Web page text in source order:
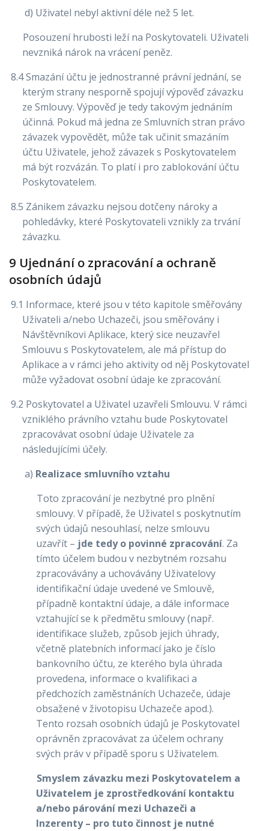
d) Uživatel nebyl aktivní déle než 5 let.
Posouzení hrubosti leží na Poskytovateli. Uživateli
nevzniká nárok na vrácení peněz.
8.4 Smazání účtu je jednostranné právní jednání, se
kterým strany nesporně spojují výpověď závazku
ze Smlouvy. Výpověď je tedy takovým jednáním
účinná. Pokud má jedna ze Smluvních stran právo
závazek vypovědět, může tak učinit smazáním
účtu Uživatele, jehož závazek s Poskytovatelem
má být rozvázán. To platí i pro zablokování účtu
Poskytovatelem.
8.5 Zánikem závazku nejsou dotčeny nároky a
pohledávky, které Poskytovateli vznikly za trvání
závazku.
9 Ujednání o zpracování a ochraně
osobních údajů
9.1 Informace, které jsou v této kapitole směřovány
Uživateli a/nebo Uchazeči, jsou směřovány i
Návštěvníkovi Aplikace, který sice neuzavřel
Smlouvu s Poskytovatelem, ale má přístup do
Aplikace a v rámci jeho aktivity od něj Poskytovatel
může vyžadovat osobní údaje ke zpracování.
9.2 Poskytovatel a Uživatel uzavřeli Smlouvu. V rámci
vzniklého právního vztahu bude Poskytovatel
zpracovávat osobní údaje Uživatele za
následujícími účely.
a) Realizace smluvního vztahu
Toto zpracování je nezbytné pro plnění
smlouvy. V případě, že Uživatel s poskytnutím
svých údajů nesouhlasí, nelze smlouvu
uzavřít – jde tedy o povinné zpracování. Za
tímto účelem budou v nezbytném rozsahu
zpracovávány a uchovávány Uživatelovy
identifikační údaje uvedené ve Smlouvě,
případně kontaktní údaje, a dále informace
vztahující se k předmětu smlouvy (např.
identifikace služeb, způsob jejich úhrady,
včetně platebních informací jako je číslo
bankovního účtu, ze kterého byla úhrada
provedena, informace o kvalifikaci a
předchozích zaměstnáních Uchazeče, údaje
obsažené v životopisu Uchazeče apod.).
Tento rozsah osobních údajů je Poskytovatel
oprávněn zpracovávat za účelem ochrany
svých práv v případě sporu s Uživatelem.
Smyslem závazku mezi Poskytovatelem a
Uživatelem je zprostředkování kontaktu
a/nebo párování mezi Uchazeči a
Inzerenty – pro tuto činnost je nutné